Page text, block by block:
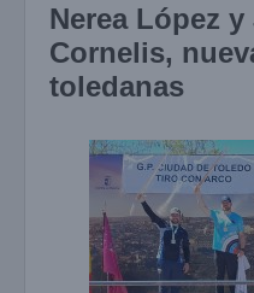
Nerea López
Cornelis,
toledanas